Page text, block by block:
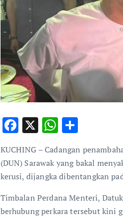
F
ac
e
b
o
o
X W
at
s
p
S
ar
e
KUCHING – Cadangan
(DUN) Sarawak yang bakal
kerusi, dijangka dibentangkan
Timbalan Perdana Menteri,
berhubung perkara tersebut kini